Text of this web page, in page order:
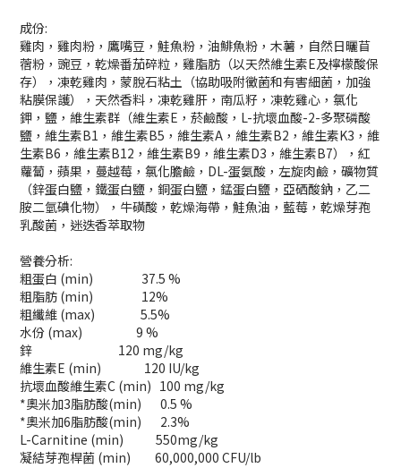
成份:
雞肉，雞肉粉，鷹嘴豆，鮭魚粉，油鯡魚粉，木薯，自然日曬苜
蓿粉，豌豆，乾燥番茄碎粒，雞脂肪（以天然維生素E及檸檬酸保
存），凍乾雞肉，蒙脫石粘土（協助吸附黴菌和有害細菌，加強
粘膜保護），天然香料，凍乾雞肝，南瓜籽，凍乾雞心，氯化
鉀，鹽，維生素群（維生素E，菸鹼酸，L-抗壞血酸-2-多聚磷酸
鹽，維生素B1，維生素B5，維生素A，維生素B2，維生素K3，維
生素B6，維生素B12，維生素B9，維生素D3，維生素B7），紅
蘿蔔，蘋果，蔓越莓，氯化膽鹼，DL-蛋氨酸，左旋肉鹼，礦物質
（鋅蛋白鹽，鐵蛋白鹽，銅蛋白鹽，錳蛋白鹽，亞硒酸鈉，乙二
胺二氫碘化物），牛磺酸，乾燥海帶，鮭魚油，藍莓，乾燥芽孢
乳酸菌，迷迭香萃取物
營養分析:
粗蛋白 (min) 37.5 %
粗脂肪 (min) 12%
粗纖維 (max) 5.5%
水份 (max) 9 %
鋅 120 mg/kg
維生素E (min) 120 IU/kg
抗壞血酸維生素C (min) 100 mg/kg
*奧米加3脂肪酸(min) 0.5 %
*奧米加6脂肪酸(min) 2.3%
L-Carnitine (min) 550mg/kg
凝結芽孢桿菌 (min) 60,000,000 CFU/lb